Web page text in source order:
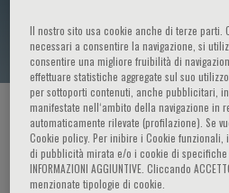
Gloria Angeletti
HOME PAGE / CURSOS Y EVENTOS
Il nostro sito usa cookie anche di terze parti.
necessari a consentire la navigazione, si
consentire una migliore fruibilità di
effettuare statistiche aggregate sul suo
per sottoporti contenuti, anche pubblicitari,
manifestate nell‘ambito della navigazione in
automaticamente rilevate (profilazione). Se
Cookie policy. Per inibire i Cookie funzionali,
di pubblicità mirata e/o i cookie di
INFORMAZIONI AGGIUNTIVE. Cliccando
menzionate tipologie di cookie.